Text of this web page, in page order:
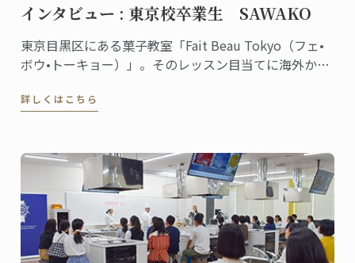
インタビュー : 東京校卒業生 SAWAKO
東京目黒区にある菓子教室「Fait Beau Tokyo（フェ•
ボウ•トーキョー）」。そのレッスン目当てに海外から
いるSAWAKOさんは東京校で菓子ディプロムを取得し
詳しくはこちら